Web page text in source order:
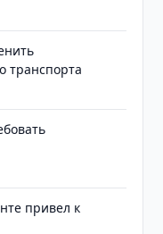
транспорта
привел к